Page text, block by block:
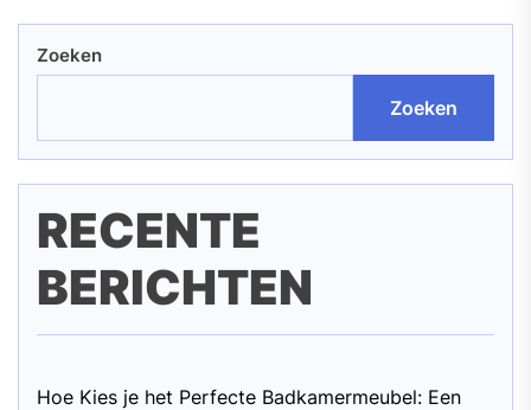
Zoeken
Zoeken
RECENTE
BERICHTEN
Hoe Kies je het Perfecte Badkamermeubel: Een